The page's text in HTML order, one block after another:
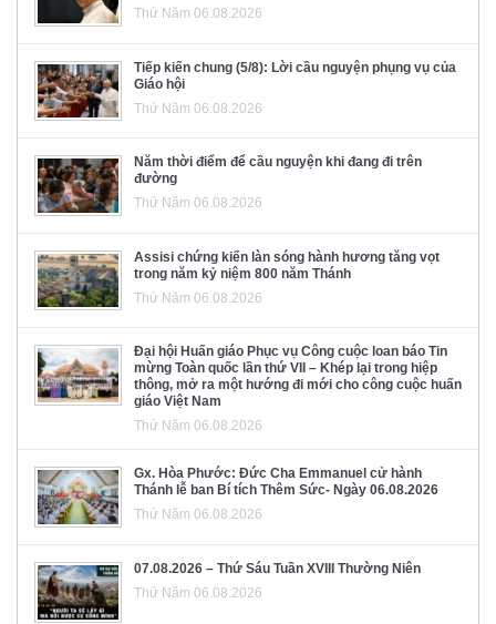
Thứ Năm 06.08.2026
Tiếp kiến chung (5/8): Lời cầu nguyện phụng vụ của
Giáo hội
Thứ Năm 06.08.2026
Năm thời điểm để cầu nguyện khi đang đi trên
đường
Thứ Năm 06.08.2026
Assisi chứng kiến làn sóng hành hương tăng vọt
trong năm kỷ niệm 800 năm Thánh
Thứ Năm 06.08.2026
Đại hội Huấn giáo Phục vụ Công cuộc loan báo Tin
mừng Toàn quốc lần thứ VII – Khép lại trong hiệp
thông, mở ra một hướng đi mới cho công cuộc huấn
giáo Việt Nam
Thứ Năm 06.08.2026
Gx. Hòa Phước: Đức Cha Emmanuel cử hành
Thánh lễ ban Bí tích Thêm Sức- Ngày 06.08.2026
Thứ Năm 06.08.2026
07.08.2026 – Thứ Sáu Tuần XVIII Thường Niên
Thứ Năm 06.08.2026